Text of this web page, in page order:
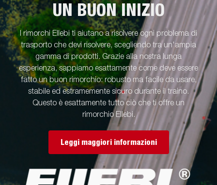
UN BUON INIZIO
I rimorchi Ellebi ti aiutano a risolvere ogni problema di
trasporto che devi risolvere, scegliendo tra un'ampia
gamma di prodotti. Grazie alla nostra lunga
esperienza, sappiamo esattamente come deve essere
fatto un buon rimorchio: robusto ma facile da usare,
stabile ed estramemente sicuro durante il traino.
Questo è esattamente tutto ciò che ti offre un
rimorchio Ellebi.
Leggi maggiori informazioni